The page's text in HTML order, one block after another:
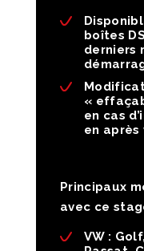
boîtes
derniers
«
en cas
en après
Principaux
avec ce
VW :